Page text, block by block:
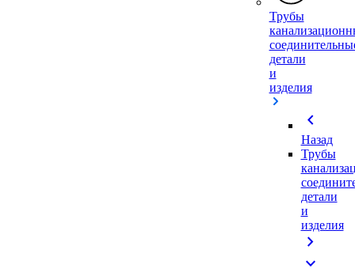
Трубы
детали
и
изделия
chevron_left
Назад
Трубы
детали
и
изделия
chevron_right
expand_more